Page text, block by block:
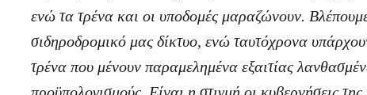
ενώ τα τρένα και οι υποδομές μαραζώνουν.
σιδηροδρομικό μας δίκτυο, ενώ ταυτόχρονα
τρένα που μένουν παραμελημένα εξαιτίας